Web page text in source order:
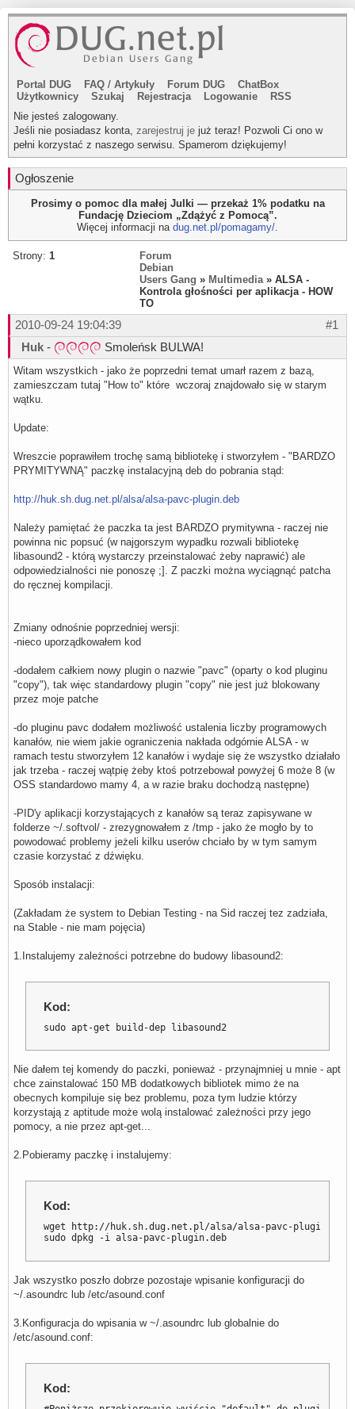
Portal DUG FAQ / Artykuły Forum DUG
ChatBox
Użytkownicy
Szukaj Rejestracja Logowanie
RSS
Nie jesteś zalogowany.
Jeśli nie posiadasz konta, zarejestruj je już teraz! Pozwoli Ci ono w
pełni korzystać z naszego serwisu. Spamerom dziękujemy!
Ogłoszenie
Prosimy o pomoc dla małej Julki — przekaż 1% podatku na
Fundację Dzieciom „Zdążyć z Pomocą”.
Więcej informacji na dug.net.pl/pomagamy/.
Strony: 1
Forum
Debian
Users Gang » Multimedia» ALSA -
Kontrola głośności per aplikacja - HOW
TO
#1
2010-09-24 19:04:39
Huk - Smoleńsk BULWA!
Witam wszystkich - jako że poprzedni temat umarł razem z bazą,
zamieszczam tutaj "How to" które wczoraj znajdowało się w starym
wątku.
Update:
Wreszcie poprawiłem trochę samą bibliotekę i stworzyłem - "BARDZO
PRYMITYWNĄ" paczkę instalacyjną deb do pobrania stąd:
http://huk.sh.dug.net.pl/alsa/alsa-pavc-plugin.deb
Należy pamiętać że paczka ta jest BARDZO prymitywna - raczej nie
powinna nic popsuć (w najgorszym wypadku rozwali bibliotekę
libasound2 - którą wystarczy przeinstalować żeby naprawić) ale
odpowiedzialności nie ponoszę ;]. Z paczki można wyciągnąć patcha
do ręcznej kompilacji.
Zmiany odnośnie poprzedniej wersji:
-nieco uporządkowałem kod
-dodałem całkiem nowy plugin o nazwie "pavc" (oparty o kod pluginu
"copy"), tak więc standardowy plugin "copy" nie jest już blokowany
przez moje patche
-do pluginu pavc dodałem możliwość ustalenia liczby programowych
kanałów, nie wiem jakie ograniczenia nakłada odgórnie ALSA - w
ramach testu stworzyłem 12 kanałów i wydaje się że wszystko działało
jak trzeba - raczej wątpię żeby ktoś potrzebował powyżej 6 może 8 (w
OSS standardowo mamy 4, a w razie braku dochodzą następne)
-PID'y aplikacji korzystających z kanałów są teraz zapisywane w
folderze ~/.softvol/ - zrezygnowałem z /tmp - jako że mogło by to
powodować problemy jeżeli kilku userów chciało by w tym samym
czasie korzystać z dźwięku.
Sposób instalacji:
(Zakładam że system to Debian Testing - na Sid raczej tez zadziała,
na Stable - nie mam pojęcia)
1.Instalujemy zależności potrzebne do budowy libasound2:
Kod:
sudo apt-get build-dep libasound2
Nie dałem tej komendy do paczki, ponieważ - przynajmniej u mnie - apt
chce zainstalować 150 MB dodatkowych bibliotek mimo że na
obecnych kompiluje się bez problemu, poza tym ludzie którzy
korzystają z aptitude może wolą instalować zależności przy jego
pomocy, a nie przez apt-get...
2.Pobieramy paczkę i instalujemy:
Kod:
wget http://huk.sh.dug.net.pl/alsa/alsa-pavc-plugin.deb
sudo dpkg -i alsa-pavc-plugin.deb
Jak wszystko poszło dobrze pozostaje wpisanie konfiguracji do
~/.asoundrc lub /etc/asound.conf
3.Konfiguracja do wpisania w ~/.asoundrc lub globalnie do
/etc/asound.conf:
Kod: